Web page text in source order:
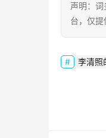
声明：
台，仅提
李清照